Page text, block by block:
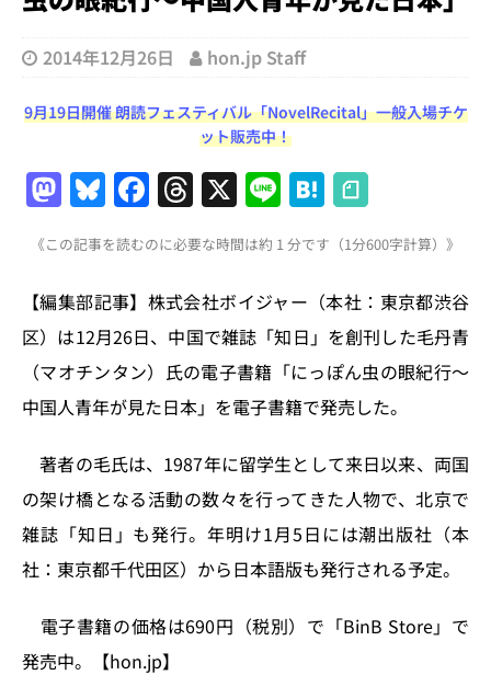
2014年12月26日 hon.jp Staff
9月19日開催 朗読フェスティバル「NovelRecital」一般入場チケ
ット販売中！
M
a
st
o
d
o
n
Bl
u
e
s
k
y
F
a
c
e
b
o
o
T
h
re
a
d
s
X Li
n
e
H
at
e
n
a
《この記事を読むのに必要な時間は約 1 分です（1分600字計算）》
【編集部記事】株式会社ボイジャー（本社：東京都渋谷
区）は12月26日、中国で雑誌「知日」を創刊した毛丹青
（マオチンタン）氏の電子書籍「にっぽん虫の眼紀行〜
中国人青年が見た日本」を電子書籍で発売した。
著者の毛氏は、1987年に留学生として来日以来、両国
の架け橋となる活動の数々を行ってきた人物で、北京で
雑誌「知日」も発行。年明け1月5日には潮出版社（本
社：東京都千代田区）から日本語版も発行される予定。
電子書籍の価格は690円（税別）で「BinB Store」で
発売中。【hon.jp】